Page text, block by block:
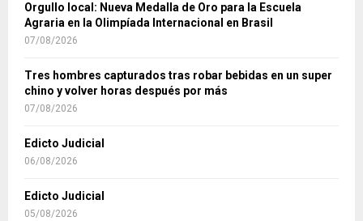
Orgullo local: Nueva Medalla de Oro para la Escuela
Agraria en la Olimpíada Internacional en Brasil
07/08/2026
Tres hombres capturados tras robar bebidas en un super
chino y volver horas después por más
07/08/2026
Edicto Judicial
06/08/2026
Edicto Judicial
05/08/2026